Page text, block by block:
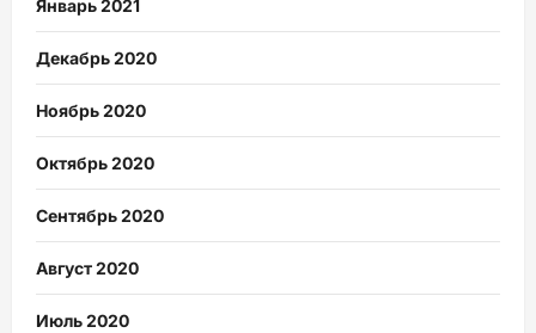
Январь 2021
Декабрь 2020
Ноябрь 2020
Октябрь 2020
Сентябрь 2020
Август 2020
Июль 2020